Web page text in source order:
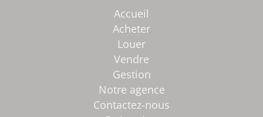
Accueil
Acheter
Louer
Vendre
Gestion
Notre agence
Contactez-nous